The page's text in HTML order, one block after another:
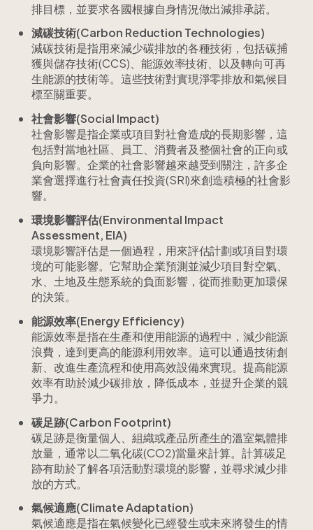
排目標，並要求各國根據自身情況做出減排承諾。
減碳技術(Carbon Reduction Technologies)
減碳技術是指用來減少碳排放的各種技術，包括碳捕
獲與儲存技術(CCS)、能源效率技術、以及轉向可再
生能源的技術等。這些技術對實現淨零排放和氣候目
標至關重要。
社會影響(Social Impact)
社會影響是指企業或項目對社會造成的長期影響，這
包括對當地社區、員工、消費者及整個社會的正向或
負向影響。企業的社會影響越來越受到關注，許多企
業會選擇進行社會責任投資(SRI)來創造積極的社會影
響。
環境影響評估(Environmental Impact
Assessment, EIA)
環境影響評估是一個過程，用來評估計劃或項目對環
境的可能影響。它幫助企業預測並減少項目對空氣、
水、土地及生態系統的負面影響，從而推動更加環保
的決策。
能源效率(Energy Efficiency)
能源效率是指在生產和使用能源的過程中，減少能源
浪費，達到更高的能源利用效率。這可以通過技術創
新、改進生產流程和使用高效設備來實現。提高能源
效率有助於減少碳排放，降低成本，並提升企業的競
爭力。
碳足跡(Carbon Footprint)
碳足跡是衡量個人、組織或產品所產生的溫室氣體排
放量，通常以二氧化碳(CO2)當量來計算。計算碳足
跡有助於了解各項活動對環境的影響，並尋求減少排
放的方式。
氣候適應(Climate Adaptation)
氣候適應是指在氣候變化已經發生或未來將發生的情